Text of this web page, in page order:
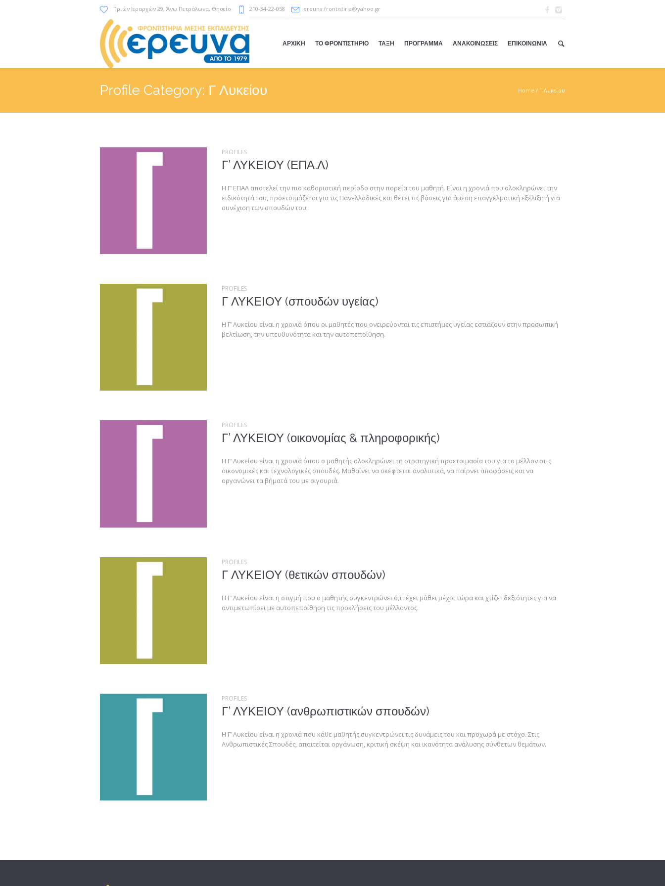
Τριών Ιεραρχών 29, Άνω Πετράλωνα, Θησείο 210-34-22-058 ereuna.frontistiria@yahoo.gr
ΑΡΧΙΚΗ ΤΟ ΦΡΟΝΤΙΣΤΗΡΙΟ ΤΑΞΗ ΠΡΟΓΡΑΜΜΑ ΑΝΑΚΟΙΝΩΣΕΙΣ ΕΠΙΚΟΙΝΩΝΙΑ
Profile Category: Γ Λυκείου Home / Γ Λυκείου
PROFILES
Γ’ ΛΥΚΕΙΟΥ (ΕΠΑ.Λ)
Η Γ’ ΕΠΑΛ αποτελεί την πιο καθοριστική περίοδο στην πορεία του μαθητή. Είναι η χρονιά που ολοκληρώνει την
ειδικότητά του, προετοιμάζεται για τις Πανελλαδικές και θέτει τις βάσεις για άμεση επαγγελματική εξέλιξη ή για
συνέχιση των σπουδών του.
PROFILES
Γ ΛΥΚΕΙΟΥ (σπουδών υγείας)
Η Γ’ Λυκείου είναι η χρονιά όπου οι μαθητές που ονειρεύονται τις επιστήμες υγείας εστιάζουν στην προσωπική
βελτίωση, την υπευθυνότητα και την αυτοπεποίθηση.
PROFILES
Γ’ ΛΥΚΕΙΟΥ (οικονομίας & πληροφορικής)
Η Γ’ Λυκείου είναι η χρονιά όπου ο μαθητής ολοκληρώνει τη στρατηγική προετοιμασία του για το μέλλον στις
οικονομικές και τεχνολογικές σπουδές. Μαθαίνει να σκέφτεται αναλυτικά, να παίρνει αποφάσεις και να
οργανώνει τα βήματά του με σιγουριά.
PROFILES
Γ ΛΥΚΕΙΟΥ (θετικών σπουδών)
Η Γ’ Λυκείου είναι η στιγμή που ο μαθητής συγκεντρώνει ό,τι έχει μάθει μέχρι τώρα και χτίζει δεξιότητες για να
αντιμετωπίσει με αυτοπεποίθηση τις προκλήσεις του μέλλοντος.
PROFILES
Γ’ ΛΥΚΕΙΟΥ (ανθρωπιστικών σπουδών)
Η Γ’ Λυκείου είναι η χρονιά που κάθε μαθητής συγκεντρώνει τις δυνάμεις του και προχωρά με στόχο. Στις
Ανθρωπιστικές Σπουδές, απαιτείται οργάνωση, κριτική σκέψη και ικανότητα ανάλυσης σύνθετων θεμάτων.